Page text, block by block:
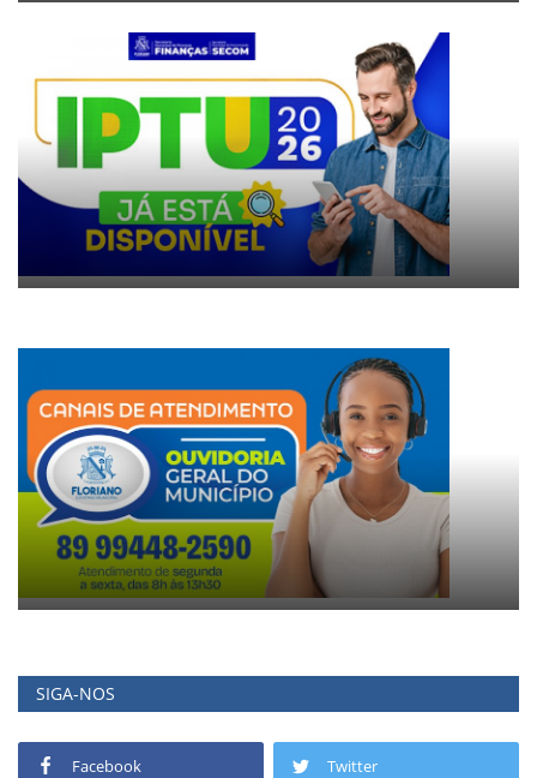
SIGA-NOS
Facebook Twitter